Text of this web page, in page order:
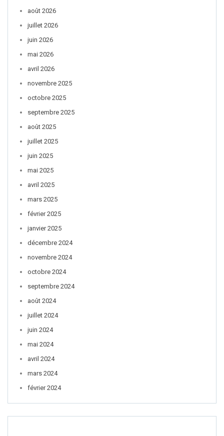
août 2026
juillet 2026
juin 2026
mai 2026
avril 2026
novembre 2025
octobre 2025
septembre 2025
août 2025
juillet 2025
juin 2025
mai 2025
avril 2025
mars 2025
février 2025
janvier 2025
décembre 2024
novembre 2024
octobre 2024
septembre 2024
août 2024
juillet 2024
juin 2024
mai 2024
avril 2024
mars 2024
février 2024